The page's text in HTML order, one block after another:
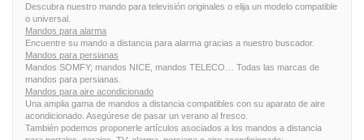
Descubra nuestro mando para televisión originales o elija un modelo compatible
o universal.
Mandos para alarma
Encuentre su mando a distancia para alarma gracias a nuestro buscador.
Mandos para persianas
Mandos SOMFY; mandos NICE, mandos TELECO… Todas las marcas de
mandos para persianas.
Mandos para aire acondicionado
Una amplia gama de mandos a distancia compatibles con su aparato de aire
acondicionado. Asegúrese de pasar un verano al fresco.
También podemos proponerle artículos asociados a los mandos a distancia